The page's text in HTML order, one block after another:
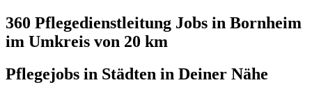
360 Pflegedienstleitung Jobs in Bornheim
im Umkreis von 20 km
Pflegejobs in Städten in Deiner Nähe